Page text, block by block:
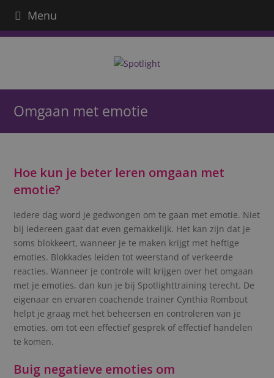
Menu
Omgaan met emotie
Hoe kun je beter leren omgaan met
emotie?
Iedere dag word je gedwongen om te gaan met emotie. Niet
bij iedereen gaat dat even gemakkelijk. Het kan zijn dat je
soms blokkeert, wanneer je te maken krijgt met heftige
emoties. Blokkades leiden tot weerstand of verkeerde
reacties. Wanneer je controle wilt krijgen over het omgaan
met je emoties, dan kun je bij Spotlighttraining terecht. De
eigenaar en ervaren coachende trainer Cynthia Rombout
helpt je graag met het beheersen en controleren van je
emoties, om tot een effectief gesprek of effectief handelen
te komen.
Buig negatieve emoties om